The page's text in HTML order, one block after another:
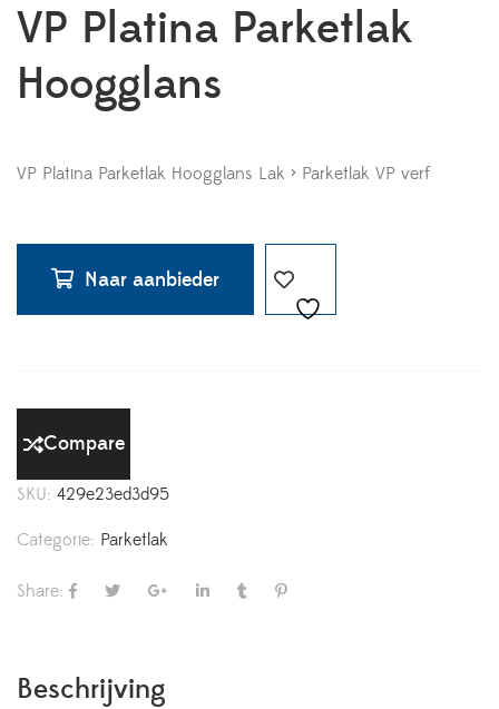
VP Platina Parketlak
Hoogglans
VP Platina Parketlak Hoogglans Lak > Parketlak VP verf
Naar aanbieder
Compare
SKU: 429e23ed3d95
Categorie: Parketlak
Share:
Beschrijving